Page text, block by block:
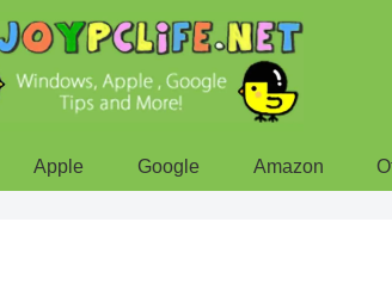
Apple Google Amazon